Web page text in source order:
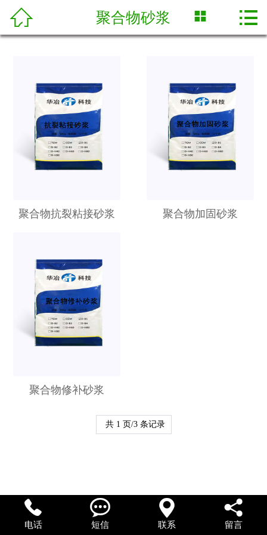
网站首页
产品展示
新闻中心
技术专栏
 聚合物砂浆  
聚合物抗裂粘接砂浆 聚合物加固砂浆
聚合物修补砂浆
共 1 页/3 条记录

电话

短信

联系

留言